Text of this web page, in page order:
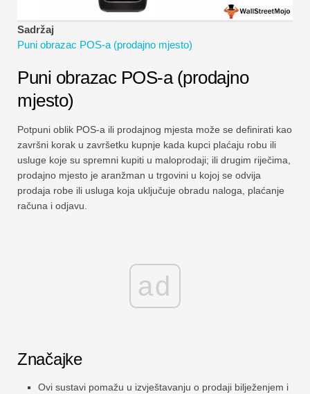
Vodiči za financijsko modeliranje
Cijela forma
Vodiči za upravljanje rizikom
Sadržaj
Puni obrazac POS-a (prodajno mjesto)
Puni obrazac POS-a (prodajno
mjesto)
Potpuni oblik POS-a ili prodajnog mjesta može se definirati kao
završni korak u završetku kupnje kada kupci plaćaju robu ili
usluge koje su spremni kupiti u maloprodaji; ili drugim riječima,
prodajno mjesto je aranžman u trgovini u kojoj se odvija
prodaja robe ili usluga koja uključuje obradu naloga, plaćanje
računa i odjavu.
ad
Značajke
Ovi sustavi pomažu u izvještavanju o prodaji bilježenjem i